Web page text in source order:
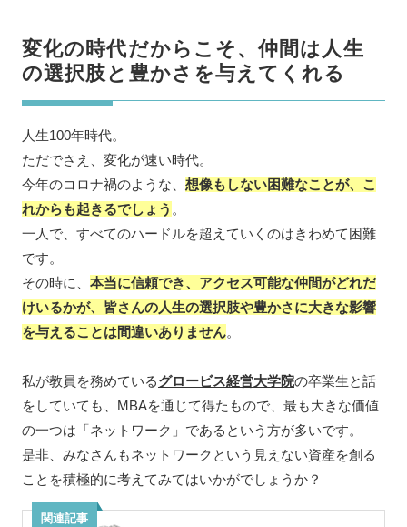
変化の時代だからこそ、仲間は人生
の選択肢と豊かさを与えてくれる
人生100年時代。
ただでさえ、変化が速い時代。
今年のコロナ禍のような、 想像もしない困難なことが、こ
れからも起きるでしょう 。
一人で、すべてのハードルを超えていくのはきわめて困難
です。
その時に、 本当に信頼でき、アクセス可能な仲間がどれだ
けいるかが、皆さんの人生の選択肢や豊かさに大きな影響
を与えることは間違いありません。
私が教員を務めているグロービス経営大学院の卒業生と話
をしていても、MBAを通じて得たもので、最も大きな価値
の一つは「ネットワーク」であるという方が多いです。
是非、みなさんもネットワークという見えない資産を創る
ことを積極的に考えてみてはいかがでしょうか？
関連記事